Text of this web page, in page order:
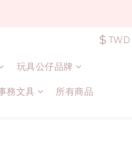
$ TWD
玩具公仔品牌
務文具 所有商品